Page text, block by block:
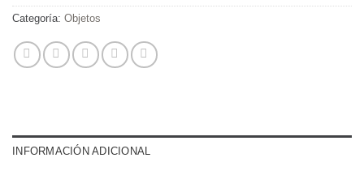
Categoría: Objetos
INFORMACIÓN ADICIONAL